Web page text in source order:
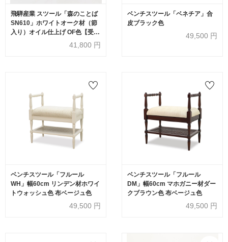
飛騨産業 スツール「森のことば
SN610」ホワイトオーク材（節
入り）オイル仕上げ OF色【受注
41,800 円
ベンチスツール「ベネチア」合
皮ブラック色
49,500 円
ベンチスツール「フルール
WH」幅60cm リンデン材ホワイ
トウォッシュ色 布ベージュ色
49,500 円
ベンチスツール「フルール
DM」幅60cm マホガニー材ダー
クブラウン色 布ベージュ色
49,500 円